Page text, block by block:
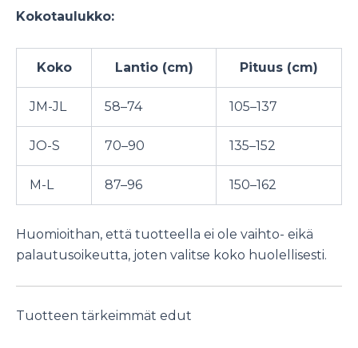
Kokotaulukko:
Koko Lantio (cm) Pituus (cm)
JM-JL 58–74 105–137
JO-S 70–90 135–152
M-L 87–96 150–162
Huomioithan, että tuotteella ei ole vaihto- eikä
palautusoikeutta, joten valitse koko huolellisesti.
Tuotteen tärkeimmät edut